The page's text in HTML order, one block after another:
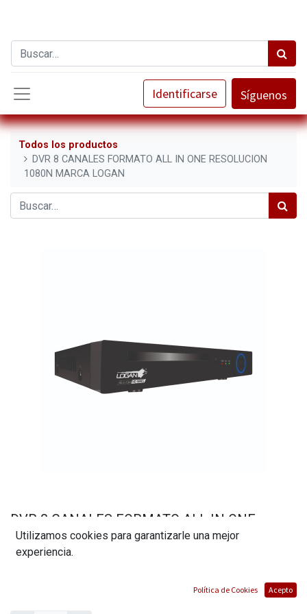
Identificarse Síguenos
Todos los productos
DVR 8 CANALES FORMATO ALL IN ONE RESOLUCION
1080N MARCA LOGAN
DVR 8 CANALES FORMATO ALL IN ONE
RESOLUCION 1080N MARCA LOGAN
Utilizamos cookies para garantizarle una mejor
experiencia.
Política de Cookies Acepto